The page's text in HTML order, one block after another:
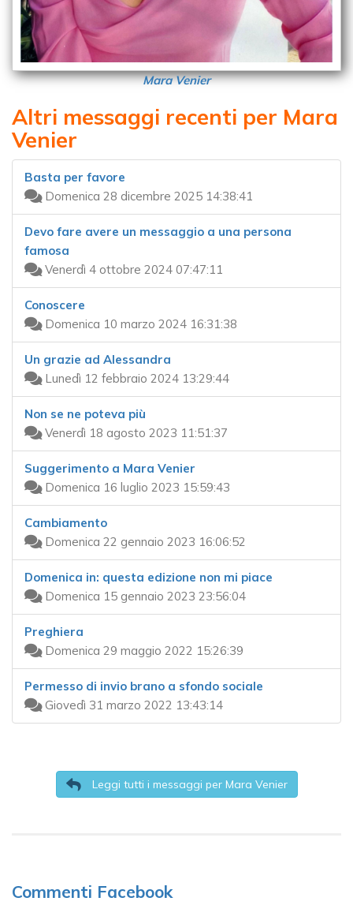
Mara Venier
Altri messaggi recenti per Mara
Venier
Basta per favore
Domenica 28 dicembre 2025 14:38:41
Devo fare avere un messaggio a una persona
famosa
Venerdì 4 ottobre 2024 07:47:11
Conoscere
Domenica 10 marzo 2024 16:31:38
Un grazie ad Alessandra
Lunedì 12 febbraio 2024 13:29:44
Non se ne poteva più
Venerdì 18 agosto 2023 11:51:37
Suggerimento a Mara Venier
Domenica 16 luglio 2023 15:59:43
Cambiamento
Domenica 22 gennaio 2023 16:06:52
Domenica in: questa edizione non mi piace
Domenica 15 gennaio 2023 23:56:04
Preghiera
Domenica 29 maggio 2022 15:26:39
Permesso di invio brano a sfondo sociale
Giovedì 31 marzo 2022 13:43:14
Leggi tutti i messaggi per Mara Venier
Commenti Facebook